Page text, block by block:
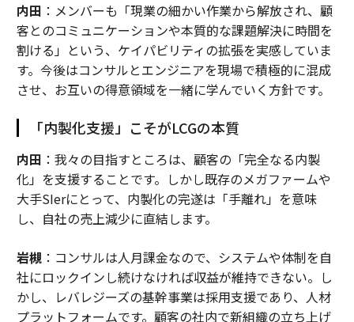
内田 ：メンバーも「現業の細かい作業から解放され、顧
客とのコミュニケーションや本質的な課題解決に時間を
割ける」という、ケイパビリティの拡張を実感していま
す。今後はコンサルとエンジニアを現場で積極的に混成
させ、お互いの得意領域を一緒に学んでいく方針です。
「内製化支援」こそがLCGの本質
内田 ：我々の目指すところは、顧客の「完全なる内製
化」を支援することです。しかし既存のメガファームや
大手SIerにとって、内製化の完遂は「手離れ」を意味
し、自社の売上減少に直結します。
岩槻：コンサルは人月課金なので、システムや体制を自
社にロックインし続けなければ収益が維持できない。し
かし、レバレジーズの基幹事業は採用支援であり、人材
プラットフォームです。顧客の社内で新組織の立ち上げ